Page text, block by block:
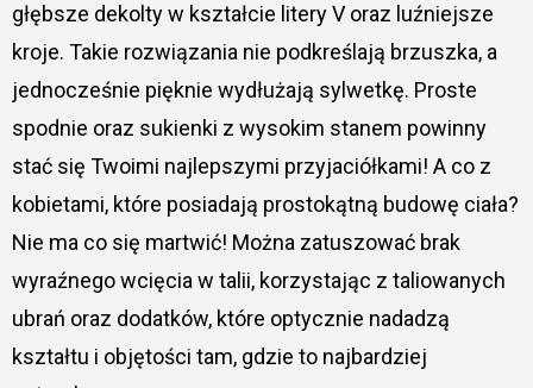
głębsze dekolty w kształcie litery V oraz luźniejsze
kroje. Takie rozwiązania nie podkreślają brzuszka, a
jednocześnie pięknie wydłużają sylwetkę. Proste
spodnie oraz sukienki z wysokim stanem powinny
stać się Twoimi najlepszymi przyjaciółkami! A co z
kobietami, które posiadają prostokątną budowę ciała?
Nie ma co się martwić! Można zatuszować brak
wyraźnego wcięcia w talii, korzystając z taliowanych
ubrań oraz dodatków, które optycznie nadadzą
kształtu i objętości tam, gdzie to najbardziej